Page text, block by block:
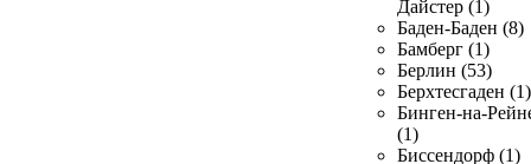
Дайстер (1)
Баден-Баден (8)
Бамберг (1)
Берлин (53)
Берхтесгаден (1)
Бинген-на-
(1)
Биссендорф (1)